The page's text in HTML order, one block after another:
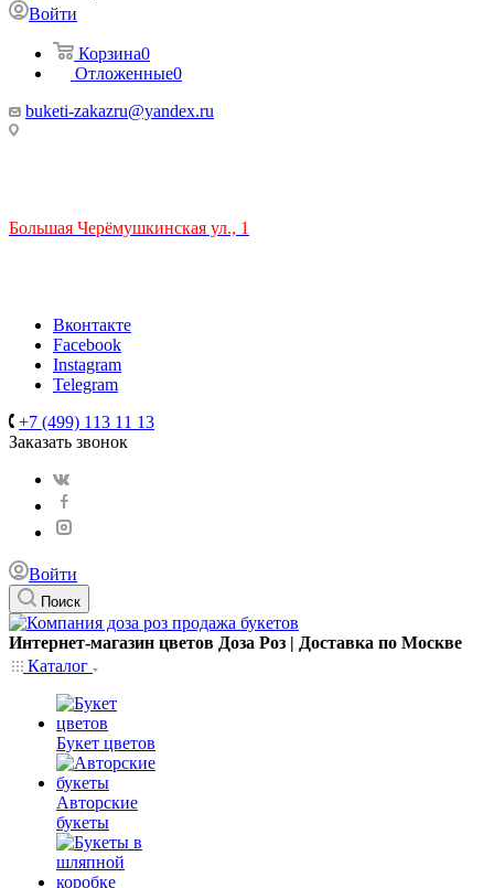
Войти
Корзина0
Отложенные0
buketi-zakazru@yandex.ru
Большая Черёмушкинская ул., 1
Вконтакте
Facebook
Instagram
Telegram
+7 (499) 113 11 13
Заказать звонок
Войти
Поиск
Интернет-магазин цветов Доза Роз | Доставка по Москве
Каталог
Букет цветов
Авторские
букеты